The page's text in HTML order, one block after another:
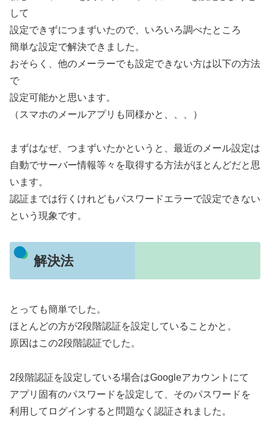
して
設定できずにつまずいたので、いろいろ調べたところ
簡単な設定で解決できました。
おそらく、他のメーラーでも設定できない方は以下の方法
で
設定可能かと思います。
（スマホのメールアプリも同様かと、、、）
まずはなぜ、つまずいたかというと、最近のメール設定は
自動でサーバー情報等々を取得する方法がほとんどだと思
います。
認証までは行くけれどもパスワードエラーで設定できない
という現象です。
解決法
とっても簡単でした。
ほとんどの方が2段階認証を設定していることかと。
原因はこの2段階認証でした。
2段階認証を設定している場合はGoogleアカウントにて
アプリ固有のパスワードを設定して、そのパスワードを
利用してログインすると問題なく認証されました。